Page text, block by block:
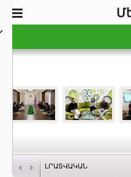
‹ › ԼՐԱՏՎԱԿԱՆ